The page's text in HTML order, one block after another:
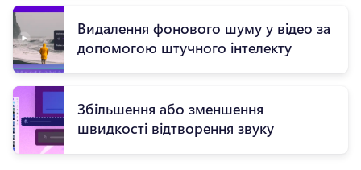
Видалення фонового шуму у відео за
допомогою штучного інтелекту
Збільшення або зменшення
швидкості відтворення звуку